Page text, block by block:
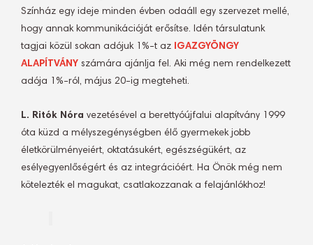
Színház egy ideje minden évben odaáll egy szervezet mellé,
hogy annak kommunikációját erősítse. Idén társulatunk
tagjai közül sokan adójuk 1%-t az IGAZGYÖNGY
ALAPÍTVÁNY számára ajánlja fel. Aki még nem rendelkezett
adója 1%-ról, május 20-ig megteheti.
L. Ritók Nóra vezetésével a berettyóújfalui alapítvány 1999
óta küzd a mélyszegénységben élő gyermekek jobb
életkörülményeiért, oktatásukért, egészségükért, az
esélyegyenlőségért és az integrációért. Ha Önök még nem
kötelezték el magukat, csatlakozzanak a felajánlókhoz!